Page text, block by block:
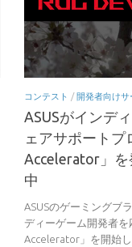
コンテスト /開発者向けサ
ASUSがインデ
ェアサポートプ
Accelerator」
中
ASUSのゲーミングブ
ディーゲーム開発者
Accelerator」を開始